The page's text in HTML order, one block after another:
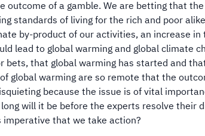
outcome of a gamble. We are betting that
standards of living for the rich and poor
by-product of our activities, an increase
lead to global warming and global climate
bets, that global warming has started and
global warming are so remote that the
because the issue is of vital
will it be before the experts resolve their
imperative that we take action?